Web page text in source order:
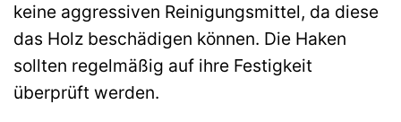
keine aggressiven Reinigungsmittel, da diese
das Holz beschädigen können. Die Haken
sollten regelmäßig auf ihre Festigkeit
überprüft werden.